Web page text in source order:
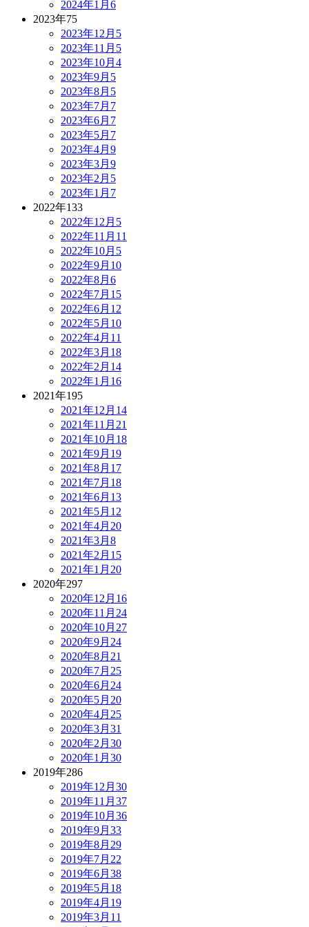
2024年1月 6
2023年75
2023年12月 5
2023年11月 5
2023年10月 4
2023年9月 5
2023年8月 5
2023年7月 7
2023年6月 7
2023年5月 7
2023年4月 9
2023年3月 9
2023年2月 5
2023年1月 7
2022年133
2022年12月 5
2022年11月 11
2022年10月 5
2022年9月 10
2022年8月 6
2022年7月 15
2022年6月 12
2022年5月 10
2022年4月 11
2022年3月 18
2022年2月 14
2022年1月 16
2021年195
2021年12月 14
2021年11月 21
2021年10月 18
2021年9月 19
2021年8月 17
2021年7月 18
2021年6月 13
2021年5月 12
2021年4月 20
2021年3月 8
2021年2月 15
2021年1月 20
2020年297
2020年12月 16
2020年11月 24
2020年10月 27
2020年9月 24
2020年8月 21
2020年7月 25
2020年6月 24
2020年5月 20
2020年4月 25
2020年3月 31
2020年2月 30
2020年1月 30
2019年286
2019年12月 30
2019年11月 37
2019年10月 36
2019年9月 33
2019年8月 29
2019年7月 22
2019年6月 38
2019年5月 18
2019年4月 19
2019年3月 11